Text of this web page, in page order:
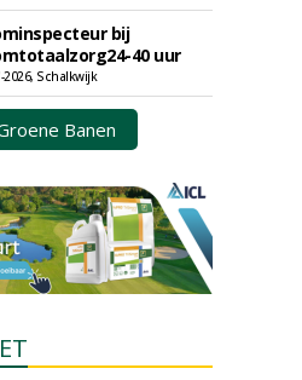
bij
40 uur
2026, Schalkwijk
Banen